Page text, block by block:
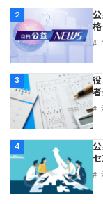
登記関連
定款関連
法改正-法人運
税務
インボイス
電子帳簿保存法
法改正-労務
個人情報
法改正-法務
資産運用
IT
連載
論壇
カレンダー
NEWS・TOPIC
【連載】オピ
【連載】会計相談
【連載】公益法
【連載】これか
【連載】採用・
【連載】事例に
【連載】シェア
【連載】シェア
無料記事
公益・一般法人オ
登録案内
専門誌一覧
お問合せ
2
3
4